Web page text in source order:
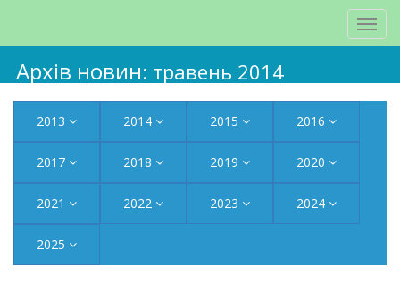
Архів новин: травень 2014
2013 2014 2015 2016
2017 2018 2019 2020
2021 2022 2023 2024
2025